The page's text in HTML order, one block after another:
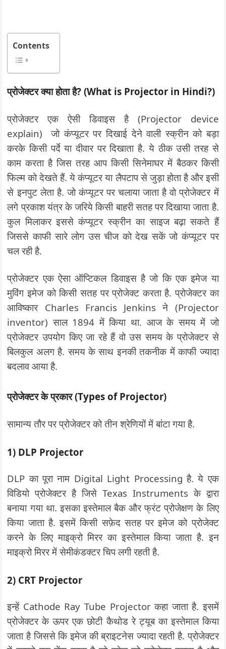
Contents
प्रोजेक्टर क्या होता है? (What is Projector in Hindi?)
प्रोजेक्टर एक ऐसी डिवाइस है (Projector device
explain) जो कंप्यूटर पर दिखाई देने वाली स्क्रीन को बड़ा
करके किसी पर्दे या दीवार पर दिखाता है. ये ठीक उसी तरह से
काम करता है जिस तरह आप किसी सिनेमाघर में बैठकर किसी
फिल्म को देखते हैं. ये कंप्यूटर या लैपटाप से जुड़ा होता है और इसी
से इनपुट लेता है. जो कंप्यूटर पर चलाया जाता है वो प्रोजेक्टर में
लगे प्रकाश यंत्र के जरिये किसी बाहरी सतह पर दिखाया जाता है.
कुल मिलाकर इससे कंप्यूटर स्क्रीन का साइज बढ़ा सकते हैं
जिससे काफी सारे लोग उस चीज को देख सकें जो कंप्यूटर पर
चल रही है.
प्रोजेक्टर एक ऐसा ऑप्टिकल डिवाइस है जो कि एक इमेज या
मुविंग इमेज को किसी सतह पर प्रोजेक्ट करता है. प्रोजेक्टर का
आविष्कार Charles Francis Jenkins ने (Projector
inventor) साल 1894 में किया था. आज के समय में जो
प्रोजेक्टर उपयोग किए जा रहे हैं वो उस समय के प्रोजेक्टर से
बिलकुल अलग है. समय के साथ इनकी तकनीक में काफी ज्यादा
बदलाव आया है.
प्रोजेक्टर के प्रकार (Types of Projector)
सामान्य तौर पर प्रोजेक्टर को तीन श्रेणियों में बांटा गया है.
1) DLP Projector
DLP का पूरा नाम Digital Light Processing है. ये एक
विडियो प्रोजेक्टर है जिसे Texas Instruments के द्वारा
बनाया गया था. इसका इस्तेमाल बैक और फ्रंट प्रोजेक्षण के लिए
किया जाता है. इसमें किसी सफ़ेद सतह पर इमेज को प्रोजेक्ट
करने के लिए माइक्रो मिरर का इस्तेमाल किया जाता है. इन
माइक्रो मिरर में सेमीकंडक्टर चिप लगी रहती है.
2) CRT Projector
इन्हें Cathode Ray Tube Projector कहा जाता है. इसमें
प्रोजेक्टर के ऊपर एक छोटी कैथोड रे ट्यूब का इस्तेमाल किया
जाता है जिससे कि इमेज की ब्राइटनेस ज्यादा रहती है. प्रोजेक्टर